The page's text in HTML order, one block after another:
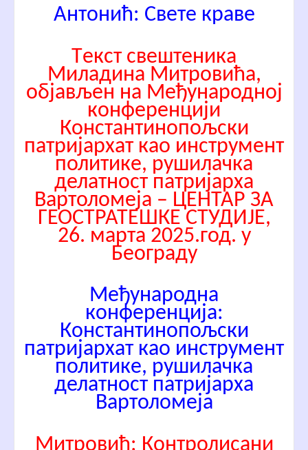
Антонић: Свете краве
Tекст свештеника
Миладина Митровића,
објављен на Међународној
конференцији
Константинопољски
патријархат као инструмент
политике, рушилачка
делатност патријарха
Вартоломеја – ЦЕНТАР ЗА
ГЕОСТРАТЕШКЕ СТУДИЈЕ,
26. марта 2025.год. у
Београду
Међународна
конференција:
Константинопољски
патријархат као инструмент
политике, рушилачка
делатност патријарха
Вартоломеја
Митровић: Контролисани